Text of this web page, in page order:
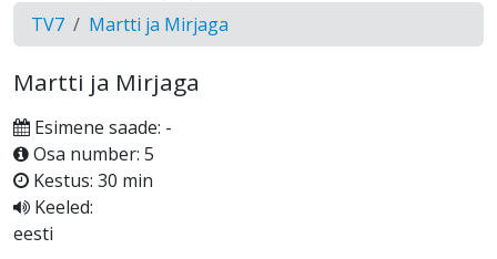
TV7 Martti ja Mirjaga
Martti ja Mirjaga
Esimene saade: -
Osa number: 5
Kestus: 30 min
Keeled:
eesti